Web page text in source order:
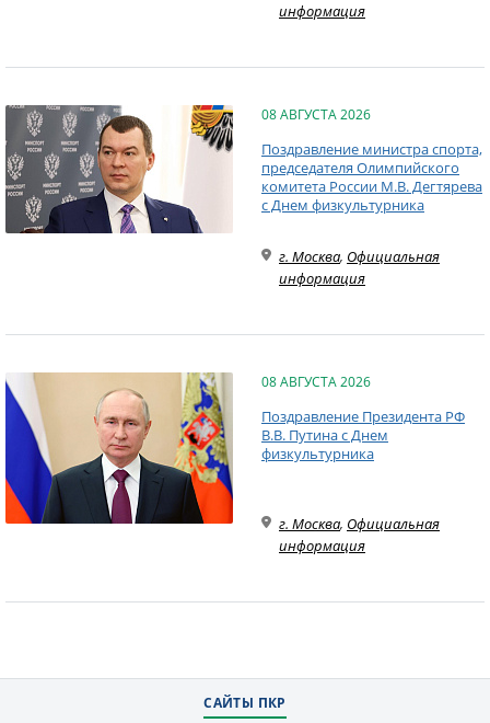
информация
08 АВГУСТА 2026
Поздравление министра спорта,
председателя Олимпийского
комитета России М.В. Дегтярева
с Днем физкультурника
г. Москва, Официальная
информация
08 АВГУСТА 2026
Поздравление Президента РФ
В.В. Путина с Днем
физкультурника
г. Москва, Официальная
информация
САЙТЫ ПКР